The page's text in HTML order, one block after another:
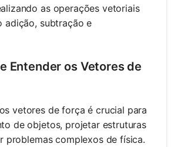
as operações vetoriais
adição, subtração e
Entender os Vetores de
vetores de força é crucial para
de objetos, projetar estruturas
problemas complexos de física.